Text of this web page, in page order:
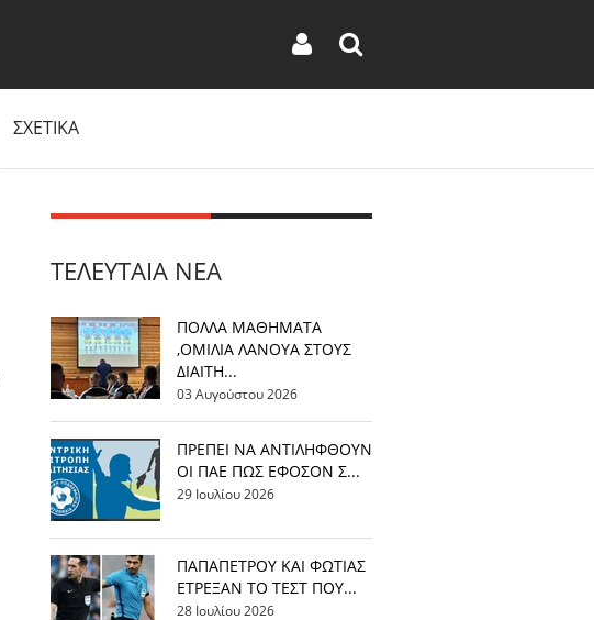
ΣΧΕΤΙΚΑ
ΤΕΛΕΥΤΑΊΑ ΝΈΑ
ΠΟΛΛΑ ΜΑΘΗΜΑΤΑ
,ΟΜΙΛΙΑ ΛΑΝΟΥΑ ΣΤΟΥΣ
ΔΙΑΙΤΗ...
03 Αυγούστου 2026
ΠΡΕΠΕΙ ΝΑ ΑΝΤΙΛΗΦΘΟΥΝ
ΟΙ ΠΑΕ ΠΩΣ ΕΦΟΣΟΝ Σ...
29 Ιουλίου 2026
ΠΑΠΑΠΕΤΡΟΥ ΚΑΙ ΦΩΤΙΑΣ
ΕΤΡΕΞΑΝ ΤΟ ΤΕΣΤ ΠΟΥ...
28 Ιουλίου 2026